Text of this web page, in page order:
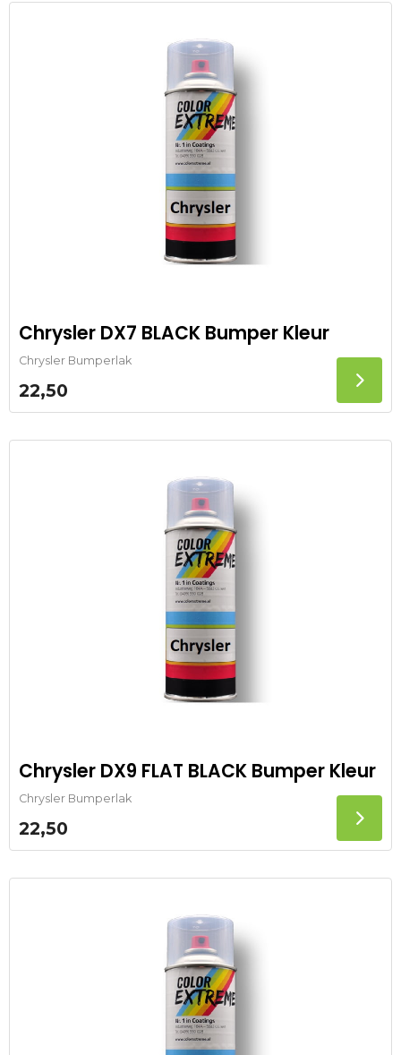
Chrysler DX7 BLACK Bumper Kleur
Chrysler Bumperlak
22,50
Chrysler DX9 FLAT BLACK Bumper Kleur
Chrysler Bumperlak
22,50